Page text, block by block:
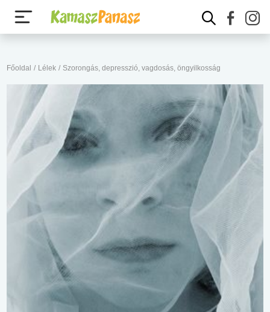
Főoldal / Lélek / Szorongás, depresszió, vagdosás, öngyilkosság